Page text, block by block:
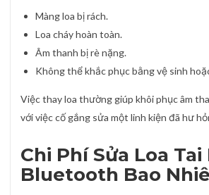
Màng loa bị rách.
Loa cháy hoàn toàn.
Âm thanh bị rè nặng.
Không thể khắc phục bằng vệ sinh
Việc thay loa thường giúp khôi phục âm
với việc cố gắng sửa một linh kiện đã hư
Chi Phí Sửa Loa
Bluetooth Bao